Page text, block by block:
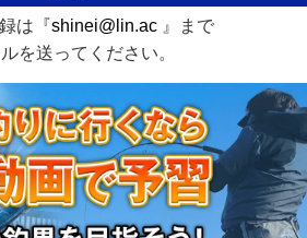
は『shinei@lin.ac』まで
を送ってください。